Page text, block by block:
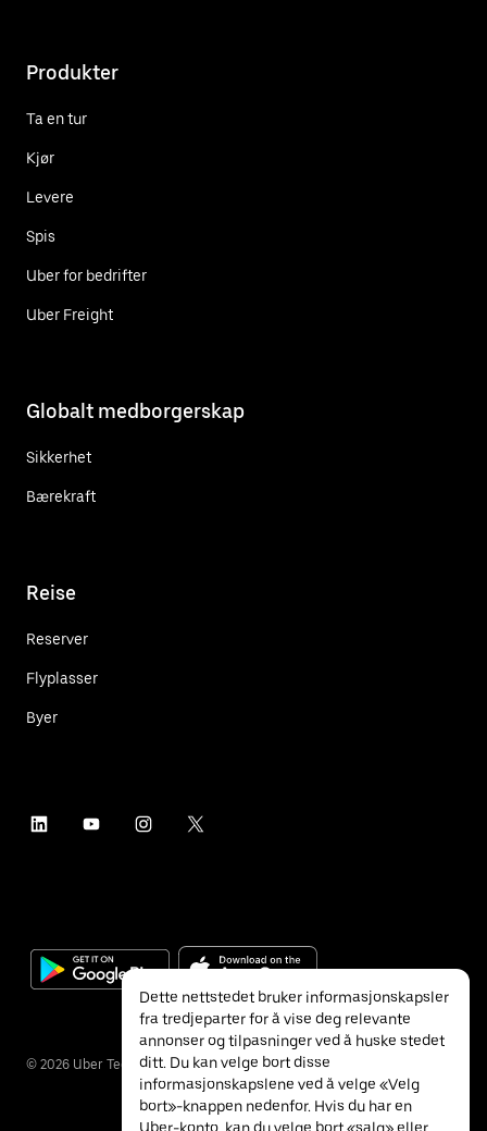
Produkter
Ta en tur
Kjør
Levere
Spis
Uber for bedrifter
Uber Freight
Globalt medborgerskap
Sikkerhet
Bærekraft
Reise
Reserver
Flyplasser
Byer
© 2026 Uber Technologies Inc.
Dette nettstedet bruker informasjonskapsler
fra tredjeparter for å vise deg relevante
annonser og tilpasninger ved å huske stedet
ditt. Du kan velge bort disse
informasjonskapslene ved å velge «Velg
bort»-knappen nedenfor. Hvis du har en